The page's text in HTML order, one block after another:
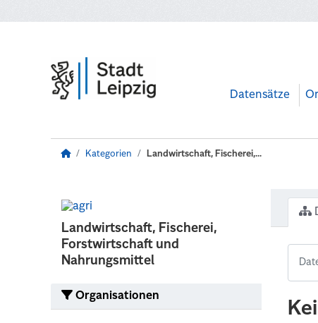
Datensätze
Kategorien Landwirtschaft, Fischerei,...
Landwirtschaft, Fischerei,
Forstwirtschaft und
Nahrungsmittel
Organisationen